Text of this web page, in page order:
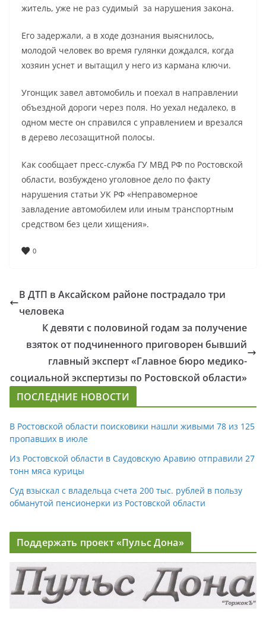
житель, уже не раз судимый за нарушения закона.
Его задержали, а в ходе дознания выяснилось,
молодой человек во время гулянки дождался, когда
хозяин уснет и вытащил у него из кармана ключи.
Угонщик завел автомобиль и поехал в направлении
объездной дороги через поля. Но уехал недалеко, в
одном месте он справился с управлением и врезался
в дерево лесозащитной полосы.
Как сообщает пресс-служба ГУ МВД РФ по Ростовской
области, возбуждено уголовное дело по факту
нарушения статьи УК РФ «Неправомерное
завладение автомобилем или иным транспортным
средством без цели хищения».
0
В ДТП в Аксайском районе пострадало три
человека
К девяти с половиной годам за получение
взяток от подчиненного приговорен бывший
главный эксперт «Главное бюро медико-
социальной экспертизы по Ростовской области»
ПОСЛЕДНИЕ НОВОСТИ
В Ростовской области поисковики нашли живыми 78 из 125
пропавших в июле
Из Ростовской области в Саудовскую Аравию отправили 27
тонн мяса курицы
Суд взыскал с владельца счета 200 тыс. рублей в пользу
обманутой пенсионерки из Ростовской области
Поддержать проект «Пульс Дона»